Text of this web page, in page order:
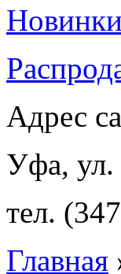
Новинки
Адрес
Уфа, ул.
тел.
Главная